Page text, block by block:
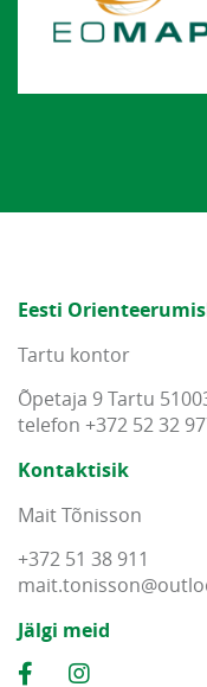
Eesti
Tartu kontor
Õpetaja 9 Tartu
telefon +372 52 32
Kontaktisik
Mait Tõnisson
+372 51 38 911
mait.tonisson@
Jälgi meid